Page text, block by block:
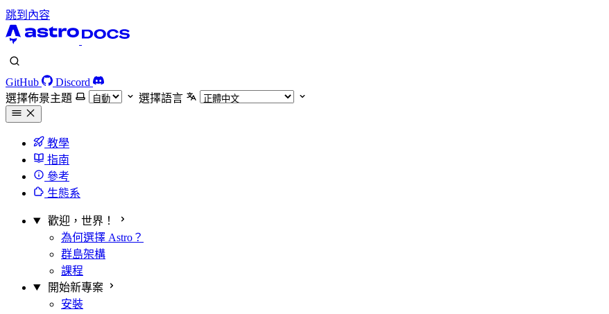
跳到內容
GitHub
Discord
選擇佈景主題
選擇語言
教學
指南
參考
生態系
歡迎，世界！
為何選擇 Astro？
群島架構
課程
開始新專案
安裝